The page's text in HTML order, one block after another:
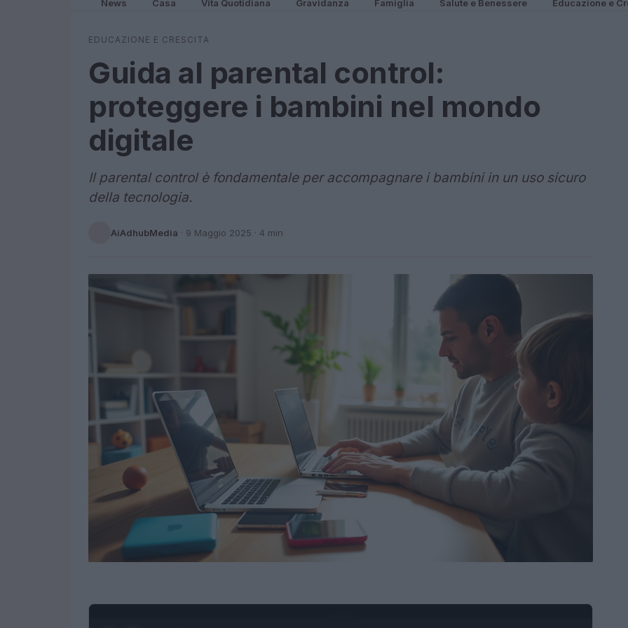
News Casa Vita Quotidiana Gravidanza Famiglia Salute e Benessere Educazione e
EDUCAZIONE E CRESCITA
Guida al parental control:
proteggere i bambini nel mondo
digitale
Il parental control è fondamentale per accompagnare i bambini in un uso sicuro
della tecnologia.
AiAdhubMedia · 9 Maggio 2025 · 4 min